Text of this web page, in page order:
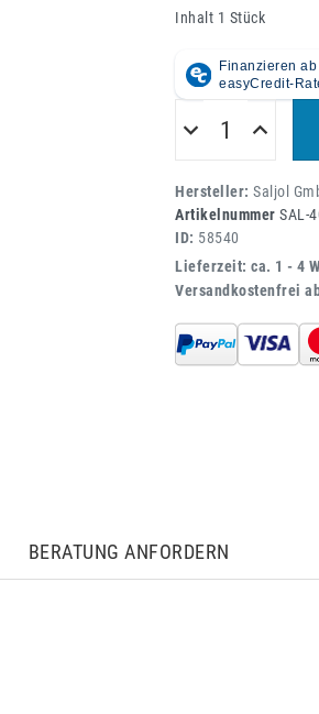
Inhalt 1 Stück
Hersteller: Saljol
Artikelnummer SAL-
ID: 58540
Lieferzeit: ca. 1 - 4
Versandkostenfrei
BERATUNG ANFORDERN